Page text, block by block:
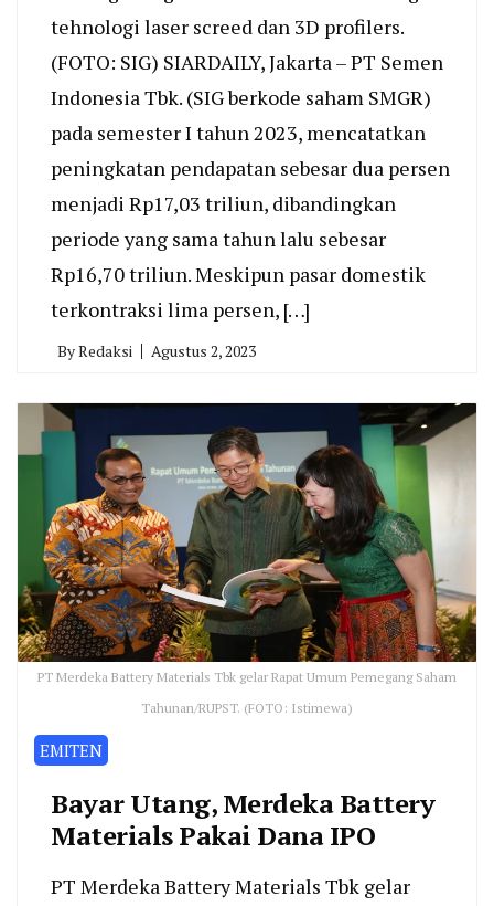
tehnologi laser screed dan 3D profilers.
(FOTO: SIG) SIARDAILY, Jakarta – PT Semen
Indonesia Tbk. (SIG berkode saham SMGR)
pada semester I tahun 2023, mencatatkan
peningkatan pendapatan sebesar dua persen
menjadi Rp17,03 triliun, dibandingkan
periode yang sama tahun lalu sebesar
Rp16,70 triliun. Meskipun pasar domestik
terkontraksi lima persen, […]
ByRedaksi Agustus 2, 2023
PT Merdeka Battery Materials Tbk gelar Rapat Umum Pemegang Saham
Tahunan/RUPST. (FOTO: Istimewa)
EMITEN
Bayar Utang, Merdeka Battery
Materials Pakai Dana IPO
PT Merdeka Battery Materials Tbk gelar